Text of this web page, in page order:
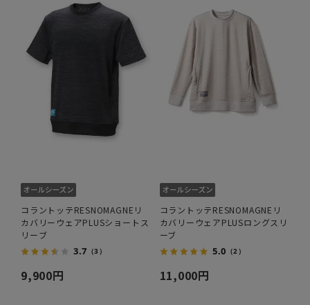
コラントッテRESNOMAGNEリ
カバリーウェアPLUSショートス
リーブ
3.7 （3）
9,900円
コラントッテRESNOMAGNEリ
カバリーウェアPLUSロングスリ
ーブ
5.0 （2）
11,000円